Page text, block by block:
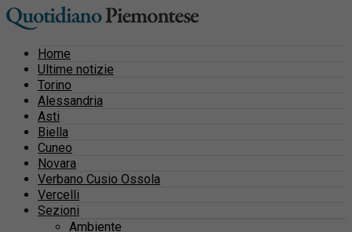
Home
Ultime notizie
Torino
Alessandria
Asti
Biella
Cuneo
Novara
Verbano Cusio Ossola
Vercelli
Sezioni
Ambiente